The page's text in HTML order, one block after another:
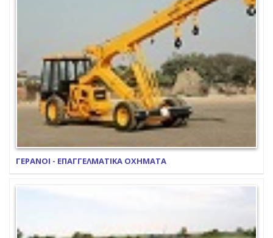
ΓΕΡΑΝΟΙ - ΕΠΑΓΓΕΛΜΑΤΙΚΑ ΟΧΗΜΑΤΑ